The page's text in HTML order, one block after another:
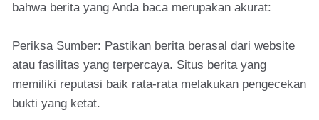
bahwa berita yang Anda baca merupakan akurat:
Periksa Sumber: Pastikan berita berasal dari website
atau fasilitas yang terpercaya. Situs berita yang
memiliki reputasi baik rata-rata melakukan pengecekan
bukti yang ketat.